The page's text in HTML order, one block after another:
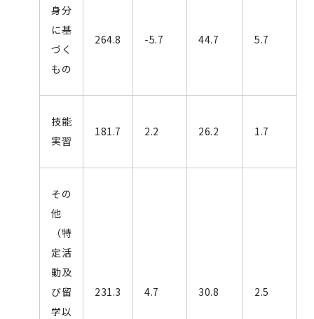
身分
に基
づく
もの
264.8 -5.7 44.7 5.7
技能
実習
181.7 2.2 26.2 1.7
その
他
（特
定活
動及
び留
学以
231.3 4.7 30.8 2.5